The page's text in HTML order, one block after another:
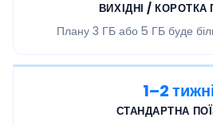
ВИХІДНІ / КОРОТКА
Плану 3 ГБ або 5 ГБ буде
1–2
СТАНДАРТНА